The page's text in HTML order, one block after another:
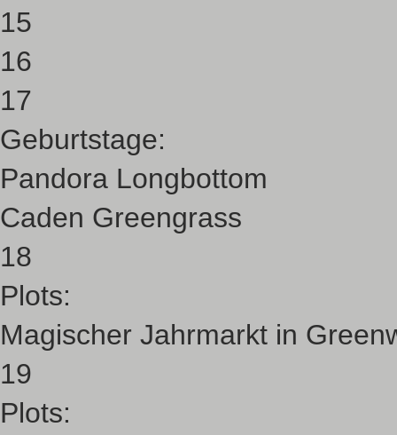
15
16
17
Geburtstage:
Pandora Longbottom
Caden Greengrass
18
Plots:
Magischer Jahrmarkt in
19
Plots: